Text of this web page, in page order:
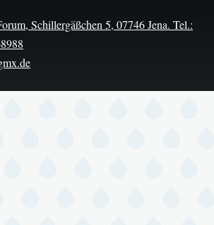
Schillergäßchen 5, 07746 Jena. Tel.: